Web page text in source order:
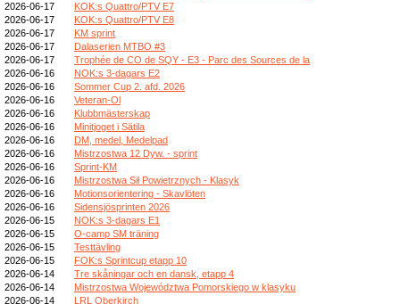
2026-06-17
KOK:s Quattro/PTV E7
2026-06-17
KOK:s Quattro/PTV E8
2026-06-17
KM sprint
2026-06-17
Dalaserien MTBO #3
2026-06-17
Trophée de CO de SQY - E3 - Parc des Sources de la
2026-06-16
NOK:s 3-dagars E2
2026-06-16
Sommer Cup 2. afd. 2026
2026-06-16
Veteran-Ol
2026-06-16
Klubbmästerskap
2026-06-16
Minitjoget i Sätila
2026-06-16
DM, medel, Medelpad
2026-06-16
Mistrzostwa 12 Dyw. - sprint
2026-06-16
Sprint-KM
2026-06-16
Mistrzostwa Sił Powietrznych - Klasyk
2026-06-16
Motionsorientering - Skavlöten
2026-06-16
Sidensjösprinten 2026
2026-06-15
NOK:s 3-dagars E1
2026-06-15
O-camp SM träning
2026-06-15
Testtävling
2026-06-15
FOK:s Sprintcup etapp 10
2026-06-14
Tre skåningar och en dansk, etapp 4
2026-06-14
Mistrzostwa Województwa Pomorskiego w klasyku
2026-06-14
LRL Oberkirch